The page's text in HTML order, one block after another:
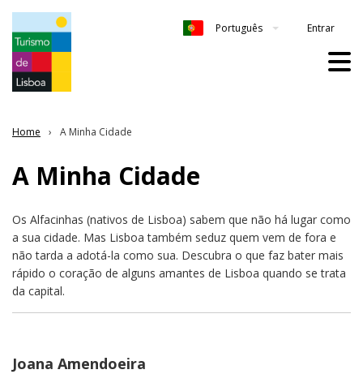
Português Entrar
Home A Minha Cidade
A Minha Cidade
Os Alfacinhas (nativos de Lisboa) sabem que não há lugar como
a sua cidade. Mas Lisboa também seduz quem vem de fora e
não tarda a adotá-la como sua. Descubra o que faz bater mais
rápido o coração de alguns amantes de Lisboa quando se trata
da capital.
Joana Amendoeira